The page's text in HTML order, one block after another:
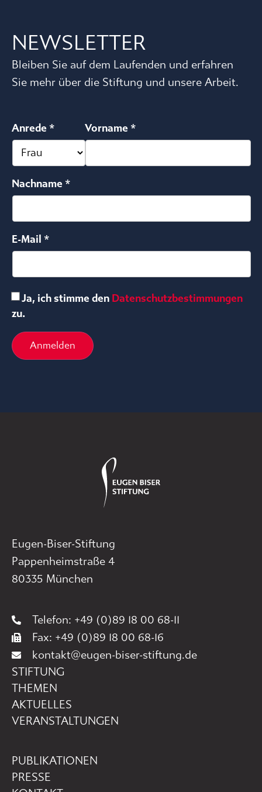
NEWSLETTER
Bleiben Sie auf dem Laufenden und erfahren
Sie mehr über die Stiftung und unsere Arbeit.
Anrede * Vorname *
Nachname *
E-Mail *
Ja, ich stimme den Datenschutzbestimmungen
zu.
Anmelden
Eugen-Biser-Stiftung
Pappenheimstraße 4
80335 München
Telefon: +49 (0)89 18 00 68-11
Fax: +49 (0)89 18 00 68-16
kontakt@eugen-biser-stiftung.de
STIFTUNG
THEMEN
AKTUELLES
VERANSTALTUNGEN
PUBLIKATIONEN
PRESSE